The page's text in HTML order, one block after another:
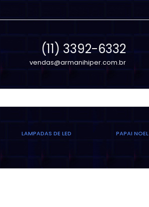
(11) 3392-6332
vendas@armanihiper.com.br
LAMPADAS DE LED PAPAI NOEL